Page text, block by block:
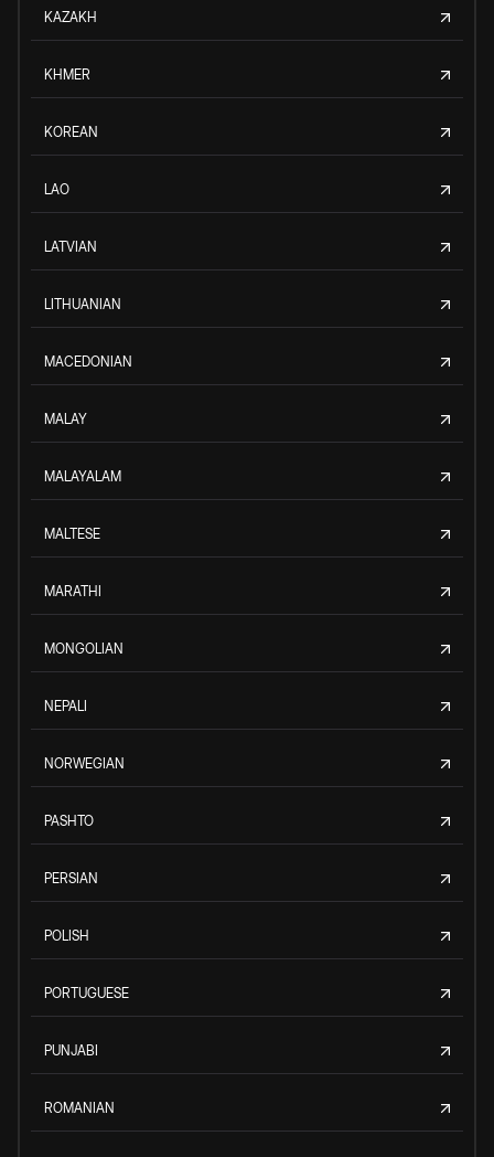
KAZAKH
KHMER
KOREAN
LAO
LATVIAN
LITHUANIAN
MACEDONIAN
MALAY
MALAYALAM
MALTESE
MARATHI
MONGOLIAN
NEPALI
NORWEGIAN
PASHTO
PERSIAN
POLISH
PORTUGUESE
PUNJABI
ROMANIAN